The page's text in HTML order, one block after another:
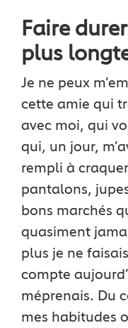
Faire
plus
Je ne peux
cette amie qui
avec moi, qui
qui, un jour,
rempli à
pantalons,
bons marchés
quasiment
plus je ne
compte
méprenais. Du
mes habitudes